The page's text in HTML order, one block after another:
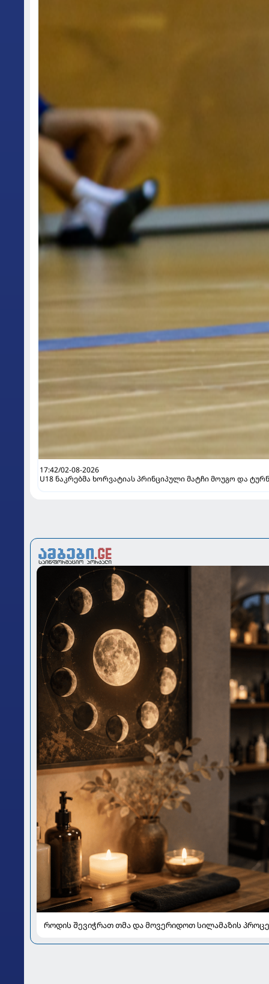
17:42/02-08-2026
U18 ნაკრებმა ხორვატიას პრინციპული მატჩი მოუგო და
როდის შევიჭრათ თმა და მოვერიდოთ სილამაზის